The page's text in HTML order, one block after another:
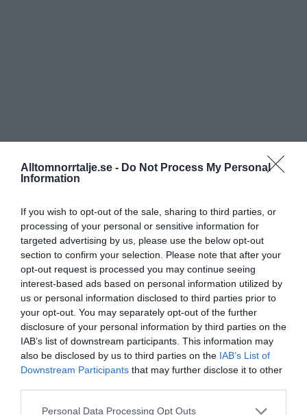
Alltomnorrtalje.se - Do Not Process My Personal
Information
If you wish to opt-out of the sale, sharing to third parties, or
processing of your personal or sensitive information for
targeted advertising by us, please use the below opt-out
section to confirm your selection. Please note that after your
opt-out request is processed you may continue seeing
interest-based ads based on personal information utilized by
us or personal information disclosed to third parties prior to
your opt-out. You may separately opt-out of the further
disclosure of your personal information by third parties on the
IAB’s list of downstream participants. This information may
also be disclosed by us to third parties on the IAB’s List of
Downstream Participants that may further disclose it to other
Personal Data Processing Opt Outs